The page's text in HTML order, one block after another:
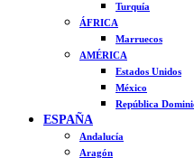
Turquía
ÁFRICA
Marruecos
AMÉRICA
Estados Unidos
México
República
ESPAÑA
Andalucía
Aragón